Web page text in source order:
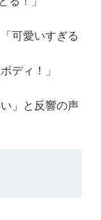
可愛いすぎる
ディ！」
」と反響の声